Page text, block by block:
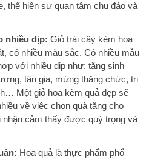
thể hiện sự quan tâm chu đáo và
nhiều dịp: Giỏ trái cây kèm hoa
có nhiều màu sắc. Có nhiều mẫu
với nhiều dịp như: tặng sinh
tân gia, mừng thăng chức, tri
Một giỏ hoa kèm quả đẹp sẽ
về việc chọn quà tặng cho
cảm thấy được quý trọng và
Hoa quả là thực phẩm phổ